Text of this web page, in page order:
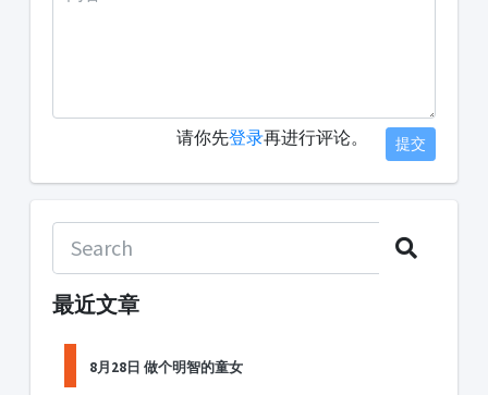
请你先登录再进行评论。 提交
最近文章
8月28日 做个明智的童女